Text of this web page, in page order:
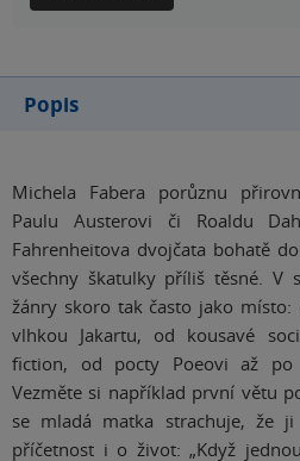
Popis
Michela Fabera porůznu
Paulu Austerovi či Roaldu
Fahrenheitova dvojčata bohatě
všechny škatulky příliš těsné. V
žánry skoro tak často jako místo:
vlhkou Jakartu, od kousavé
fiction, od pocty Poeovi až po
Vezměte si například první větu
se mladá matka strachuje, že
příčetnost i o život: „Když